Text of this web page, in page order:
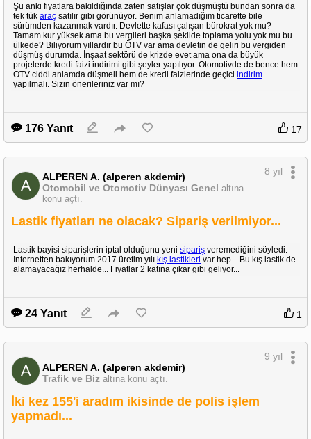
Şu anki fiyatlara bakıldığında zaten satışlar çok düşmüştü bundan sonra da
tek tük araç satılır gibi görünüyor. Benim anlamadığım ticarette bile
sürümden kazanmak vardır. Devlette kafası çalışan bürokrat yok mu?
Tamam kur yüksek ama bu vergileri başka şekilde toplama yolu yok mu bu
ülkede? Biliyorum yıllardır bu ÖTV var ama devletin de geliri bu vergiden
düşmüş durumda. İnşaat sektörü de krizde evet ama ona da büyük
projelerde kredi faizi indirimi gibi şeyler yapılıyor. Otomotivde de bence hem
ÖTV ciddi anlamda düşmeli hem de kredi faizlerinde geçici indirim
yapılmalı. Sizin önerileriniz var mı?
176 Yanıt 17
A
ALPEREN A. (alperen akdemir)
Otomobil ve Otomotiv Dünyası Genel altına
konu açtı.
8 yıl
Lastik fiyatları ne olacak? Sipariş verilmiyor...
Lastik bayisi siparişlerin iptal olduğunu yeni sipariş veremediğini söyledi.
İnternetten bakıyorum 2017 üretim yılı kış lastikleri var hep... Bu kış lastik de
alamayacağız herhalde... Fiyatlar 2 katına çıkar gibi geliyor...
24 Yanıt 1
A
ALPEREN A. (alperen akdemir)
Trafik ve Biz altına konu açtı.
9 yıl
İki kez 155'i aradım ikisinde de polis işlem
yapmadı...